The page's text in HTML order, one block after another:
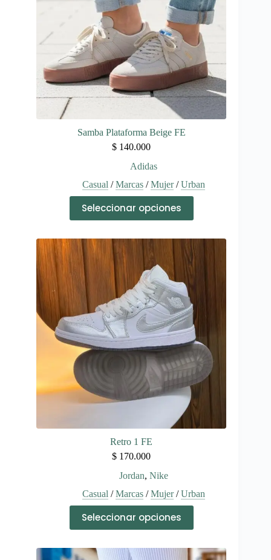
página
de
producto
Samba Plataforma Beige FE
$ 140.000
Adidas
Casual /Marcas/Mujer/Urban
Seleccionar opciones
producto
tiene
opciones
pueden
elegir
en
la
página
de
producto
Retro 1 FE
$ 170.000
Jordan, Nike
Casual /Marcas/Mujer/Urban
Seleccionar opciones
producto
tiene
variantes.